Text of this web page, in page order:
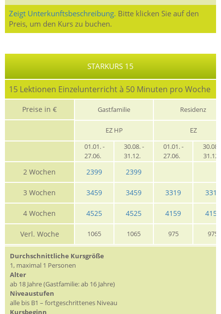
Zeigt Unterkunftsbeschreibung. Bitte klicken Sie auf den
Preis, um den Kurs zu buchen.
STARKURS 15
15 Lektionen Einzelunterricht à 50 Minuten pro Woche
Preise in € Gastfamilie Residenz
EZ HP
EZ
01.01. -
27.06.
30.08. -
31.12.
01.01. -
27.06.
30.08.
2 Wochen 2399 2399
3 Wochen 3459 3459 3319 3319
4 Wochen 4525 4525 4159 4159
Verl. Woche 1065 1065 975 975
Durchschnittliche Kursgröße
1, maximal 1 Personen
Alter
ab 18 Jahre (Gastfamilie: ab 16 Jahre)
Niveaustufen
alle bis B1 – fortgeschrittenes Niveau
Kursbeginn